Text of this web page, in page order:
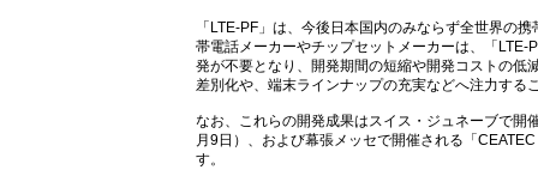
「LTE-PF」は、今後日本国内のみならず全世界の
帯電話メーカーやチップセットメーカーは、「
発が不要となり、開発期間の短縮や開発コストの低
差別化や、端末ラインナップの充実などへ注力する
なお、これらの開発成果はスイス・ジュネーブで
月9日）、および幕張メッセで開催される「
す。